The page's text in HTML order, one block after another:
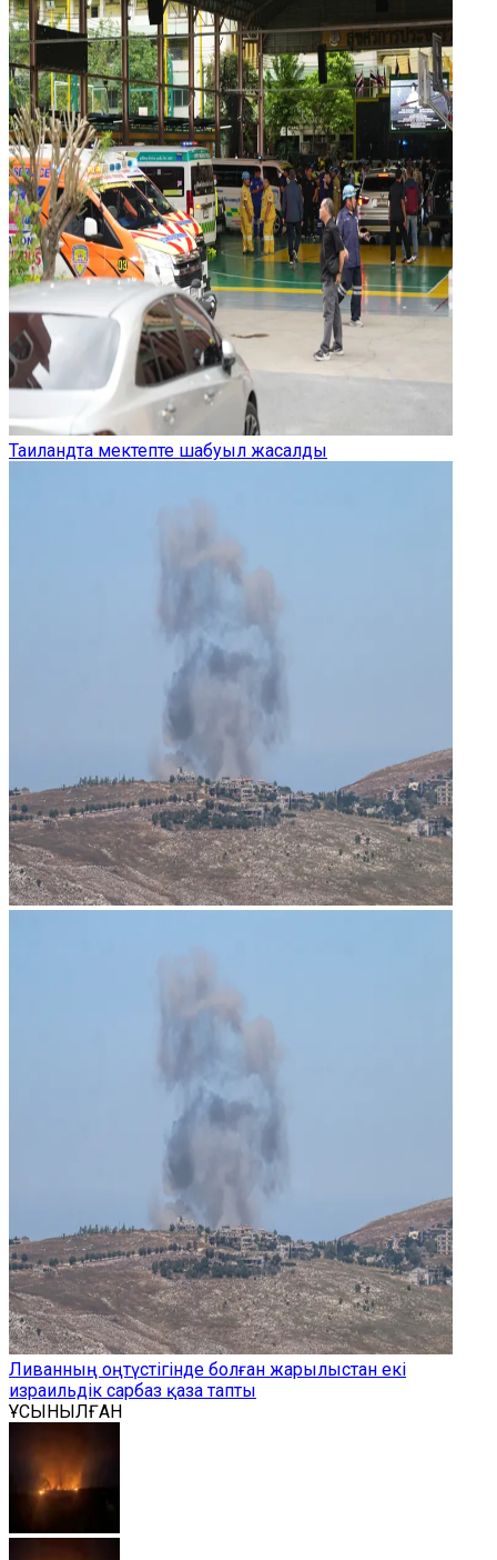
Таиландта мектепте шабуыл жасалды
Ливанның оңтүстігінде болған жарылыстан екі
израильдік сарбаз қаза тапты
ҰСЫНЫЛҒАН